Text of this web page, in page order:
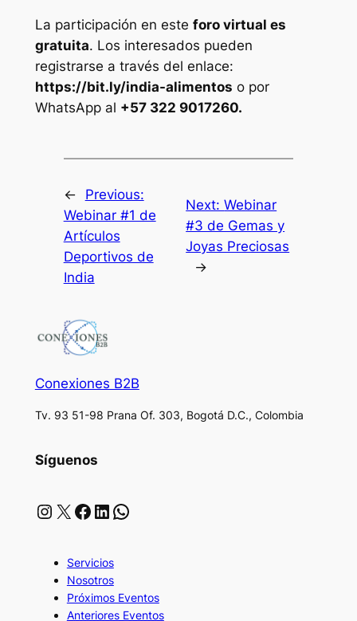
La participación en este foro virtual es
gratuita. Los interesados pueden
registrarse a través del enlace:
https://bit.ly/india-alimentos o por
WhatsApp al +57 322 9017260.
←
Previous:
Webinar #1 de
Artículos
Deportivos de
India
Next:Webinar
#3 de Gemas y
Joyas Preciosas
→
Conexiones B2B
Tv. 93 51-98 Prana Of. 303, Bogotá D.C., Colombia
Síguenos
Instagram X Facebook LinkedIn WhatsApp
Servicios
Nosotros
Próximos Eventos
Anteriores Eventos